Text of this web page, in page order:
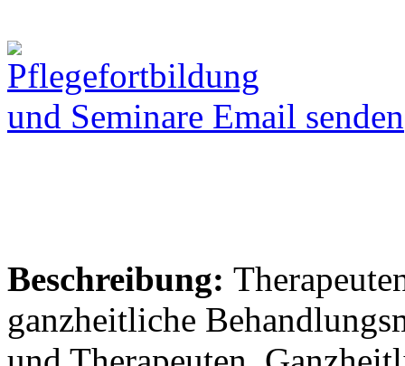
Email senden
Beschreibung:
ganzheitliche